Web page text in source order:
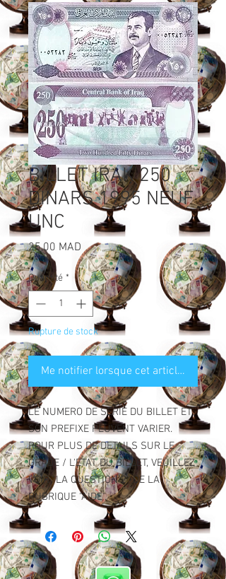
BILLET IRAK 250
DINARS 1995 NEUF
UNC
25,00 MAD Prix
Quantité *
Rupture de stock
Me notifier lorsque cet article est
LE NUMERO DE SERIE DU BILLET ET
SON PREFIXE PEUVENT VARIER.
POUR PLUS DE DETAILS SUR LE
GRADE / L'ETAT DU BILLET, VEUILLEZ
VOIR "LA QUESTION 2" DE LA
RUBRIQUE "AIDE".